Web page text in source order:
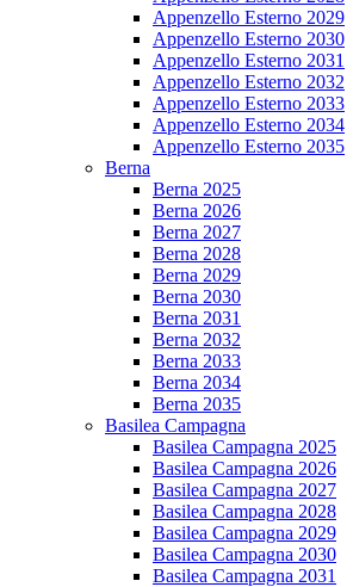
Appenzello Esterno 2029
Appenzello Esterno 2030
Appenzello Esterno 2031
Appenzello Esterno 2032
Appenzello Esterno 2033
Appenzello Esterno 2034
Appenzello Esterno 2035
Berna
Berna 2025
Berna 2026
Berna 2027
Berna 2028
Berna 2029
Berna 2030
Berna 2031
Berna 2032
Berna 2033
Berna 2034
Berna 2035
Basilea Campagna
Basilea Campagna 2025
Basilea Campagna 2026
Basilea Campagna 2027
Basilea Campagna 2028
Basilea Campagna 2029
Basilea Campagna 2030
Basilea Campagna 2031